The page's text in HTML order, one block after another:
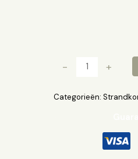
- +
Categorieën: